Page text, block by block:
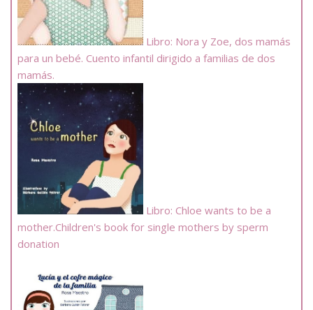
Libro: Nora y Zoe, dos mamás
para un bebé. Cuento infantil dirigido a familias de dos
mamás.
Libro: Chloe wants to be a
mother.Children's book for single mothers by sperm
donation